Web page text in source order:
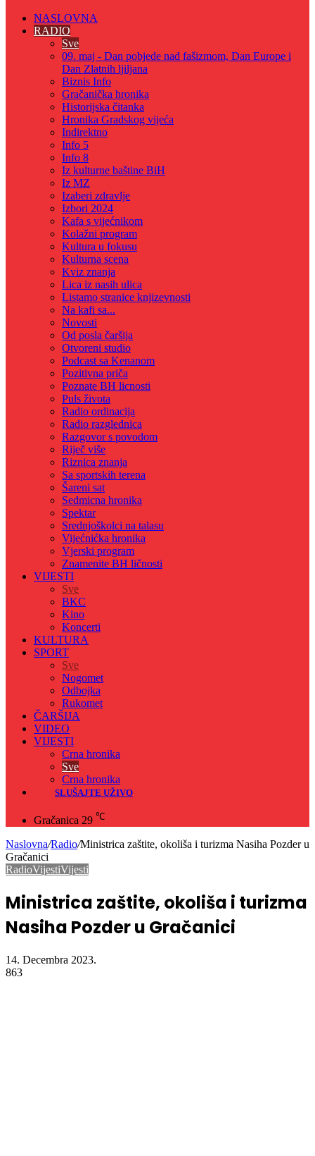
NASLOVNA
RADIO
Sve
09. maj - Dan pobjede nad fašizmom, Dan Europe i
Dan Zlatnih ljiljana
Biznis Info
Gračanička hronika
Historijska čitanka
Hronika Gradskog vijeća
Indirektno
Info 5
Info 8
Iz kulturne baštine BiH
Iz MZ
Izaberi zdravlje
Izbori 2024
Kafa s vijećnikom
Kolažni program
Kultura u fokusu
Kulturna scena
Kviz znanja
Lica iz nasih ulica
Listamo stranice knjizevnosti
Na kafi sa...
Novosti
Od posla čaršija
Otvoreni studio
Podcast sa Kenanom
Pozitivna priča
Poznate BH licnosti
Puls života
Radio ordinacija
Radio razglednica
Razgovor s povodom
Riječ više
Riznica znanja
Sa sportskih terena
Šareni sat
Sedmicna hronika
Spektar
Srednjoškolci na talasu
Vijećnićka hronika
Vjerski program
Znamenite BH ličnosti
VIJESTI
Sve
BKC
Kino
Koncerti
KULTURA
SPORT
Sve
Nogomet
Odbojka
Rukomet
ČARŠIJA
VIDEO
VIJESTI
Crna hronika
Sve
Crna hronika
SLUŠAJTE UŽIVO
Gračanica 29 ℃
Naslovna/Radio/Ministrica zaštite, okoliša i turizma Nasiha Pozder u
Gračanici
RadioVijestiVijesti
Ministrica zaštite, okoliša i turizma
Nasiha Pozder u Gračanici
14. Decembra 2023.
863